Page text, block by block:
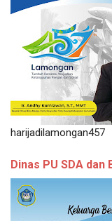
harijadilamongan457
Dinas PU SDA